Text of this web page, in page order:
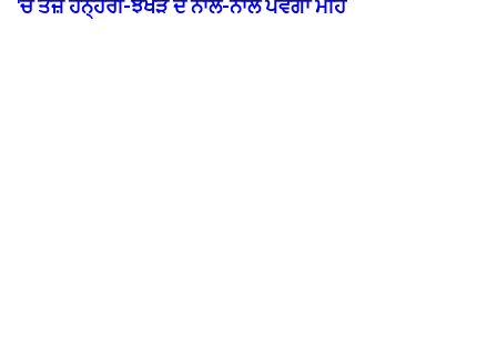
'ਚ ਤੇਜ਼ ਹਨ੍ਹੇਰੀ-ਝੱਖੜ ਦੇ ਨਾਲ-ਨਾਲ ਪਵੇਗਾ ਮੀਂਹ